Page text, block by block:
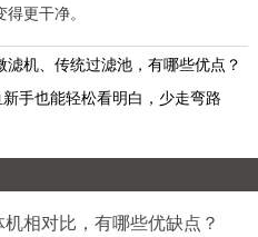
更干净。
机、传统过滤池，有哪些优点？
手也能轻松看明白，少走弯路
相对比，有哪些优缺点？